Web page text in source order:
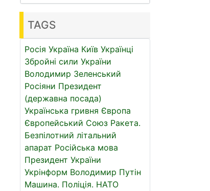
TAGS
Росія Україна Київ Українці
Збройні сили України
Володимир Зеленський
Росіяни Президент
(державна посада)
Українська гривня Європа
Європейський Союз Ракета.
Безпілотний літальний
апарат Російська мова
Президент України
Укрінформ Володимир Путін
Машина. Поліція. НАТО